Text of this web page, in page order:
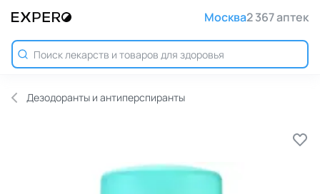
Москва2 367 аптек
Дезодоранты и антиперспиранты